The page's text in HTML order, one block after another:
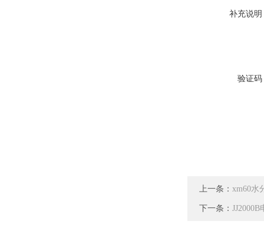
补充说明
验证码
上一条： xm60水
下一条：